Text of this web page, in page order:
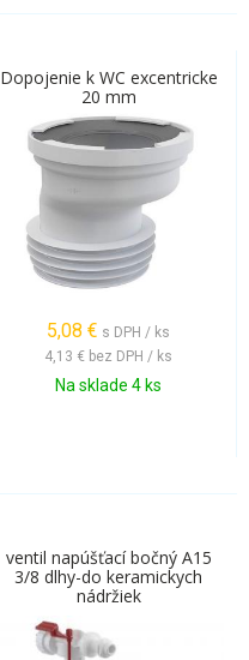
Dopojenie k WC excentricke
20 mm
5,08 € s DPH / ks
4,13 € bez DPH / ks
Na sklade 4 ks
ventil napúšťací bočný A15
3/8 dlhy-do keramickych
nádržiek